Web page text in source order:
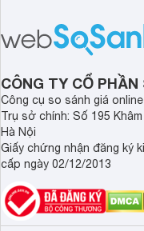
CÔNG TY CỔ
Công cụ so sánh giá
Trụ sở chính: Số 195
Hà Nội
Giấy chứng nhận đăng ký
cấp ngày 02/12/2013